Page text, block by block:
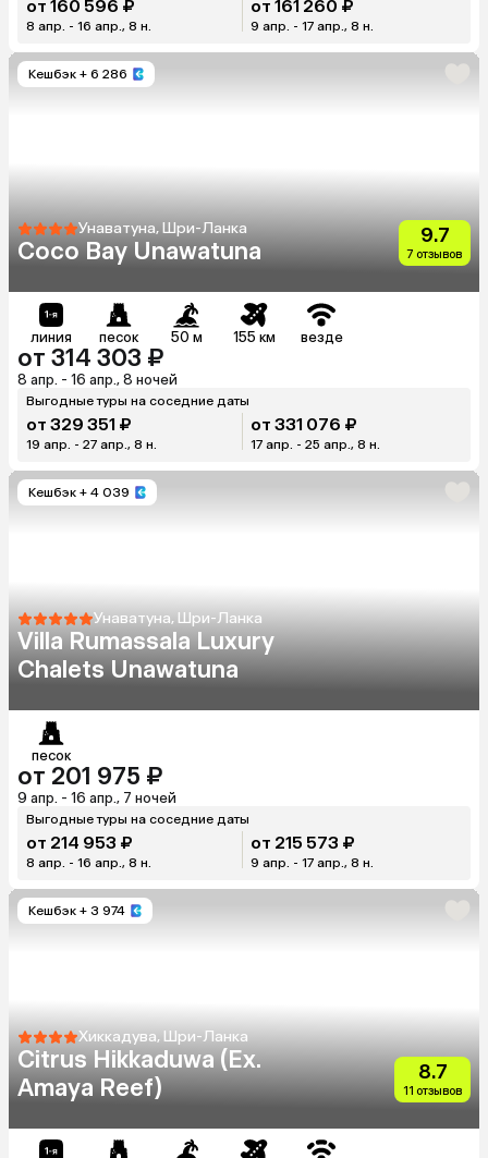
от 160 596 ₽
8 апр. - 16 апр., 8 н.
от 161 260 ₽
9 апр. - 17 апр., 8 н.
Кешбэк + 6 286
Унаватуна, Шри-Ланка
Coco Bay Unawatuna
9.7
7 отзывов
линия песок 50 м 155 км везде
от 314 303 ₽
8 апр. - 16 апр., 8 ночей
Выгодные туры на соседние даты
от 329 351 ₽
19 апр. - 27 апр., 8 н.
от 331 076 ₽
17 апр. - 25 апр., 8 н.
Кешбэк + 4 039
Унаватуна, Шри-Ланка
Villa Rumassala Luxury
Chalets Unawatuna
песок
от 201 975 ₽
9 апр. - 16 апр., 7 ночей
Выгодные туры на соседние даты
от 214 953 ₽
8 апр. - 16 апр., 8 н.
от 215 573 ₽
9 апр. - 17 апр., 8 н.
Кешбэк + 3 974
Хиккадува, Шри-Ланка
Citrus Hikkaduwa (Ex.
Amaya Reef)
8.7
11 отзывов